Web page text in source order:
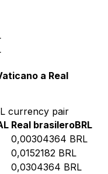
a Real
currency pair
Real brasileroBRL
0,00304364 BRL
0,0152182 BRL
0,0304364 BRL